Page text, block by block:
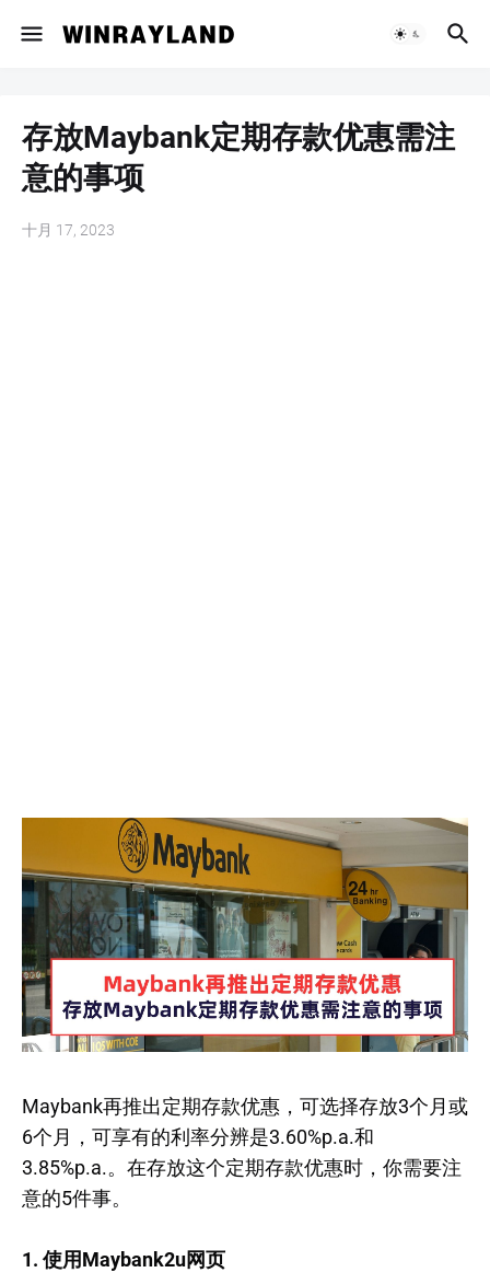
存放Maybank定期存款优惠需注
意的事项
十月 17, 2023
Maybank再推出定期存款优惠，可选择存放3个月或
6个月，可享有的利率分辨是3.60%p.a.和
3.85%p.a.。在存放这个定期存款优惠时，你需要注
意的5件事。
1. 使用Maybank2u网页